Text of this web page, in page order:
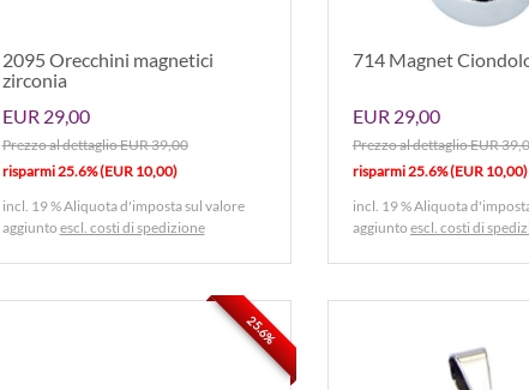
2095 Orecchini magnetici
zirconia
EUR 29,00
Prezzo al dettaglio EUR 39,00
risparmi 25.6% (EUR 10,00)
incl. 19 % Aliquota d'imposta sul valore
aggiunto escl. costi di spedizione
714 Magnet
EUR 29,00
Prezzo al dettaglio EUR
risparmi 25.6% (EUR 10,00)
incl. 19 % Aliquota
aggiunto escl. costi di
25.6%